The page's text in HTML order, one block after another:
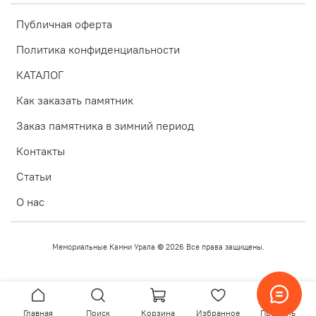
эксклюзивных, вертикальных, горизонтальных,
двойных, одинарных, семейных памятников, памятников
на заказ и ритуальных товаров в городе Снежинске.
Гравировка изображений, 3D-макет.
Публичная оферта
Политика конфиденциальности
КАТАЛОГ
Как заказать памятник
Заказ памятника в зимний период
Контакты
Статьи
О нас
Мемориальные Камни Урала © 2026 Все права защищены.
Главная Поиск Корзина Избранное Профиль